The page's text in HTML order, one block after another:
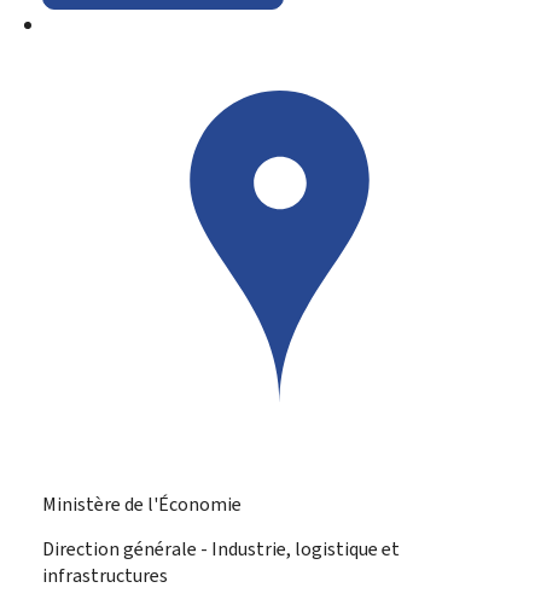
Ministère de l'Économie
Direction générale - Industrie, logistique et
infrastructures